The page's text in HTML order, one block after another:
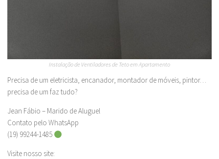
Instalação de Ventiladores de Teto em Apartamento
Precisa de um eletricista, encanador, montador de móveis, pintor…
precisa de um faz tudo?
Jean Fábio – Marido de Aluguel
Contato pelo WhatsApp
(19) 99244-1485
Visite nosso site: